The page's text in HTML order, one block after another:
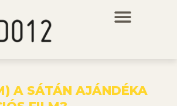
A SÁTÁN AJÁNDÉKA